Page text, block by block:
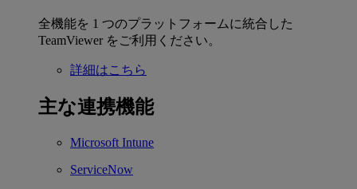
全機能を 1 つのプラットフォームに統合した
TeamViewer をご利用ください。
詳細はこちら
主な連携機能
Microsoft Intune
ServiceNow